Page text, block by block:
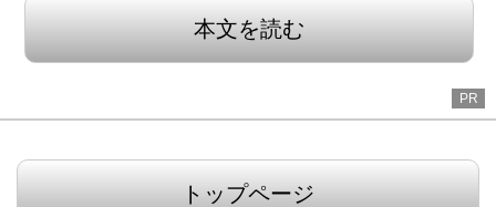
本文を読む
PR
トップページ